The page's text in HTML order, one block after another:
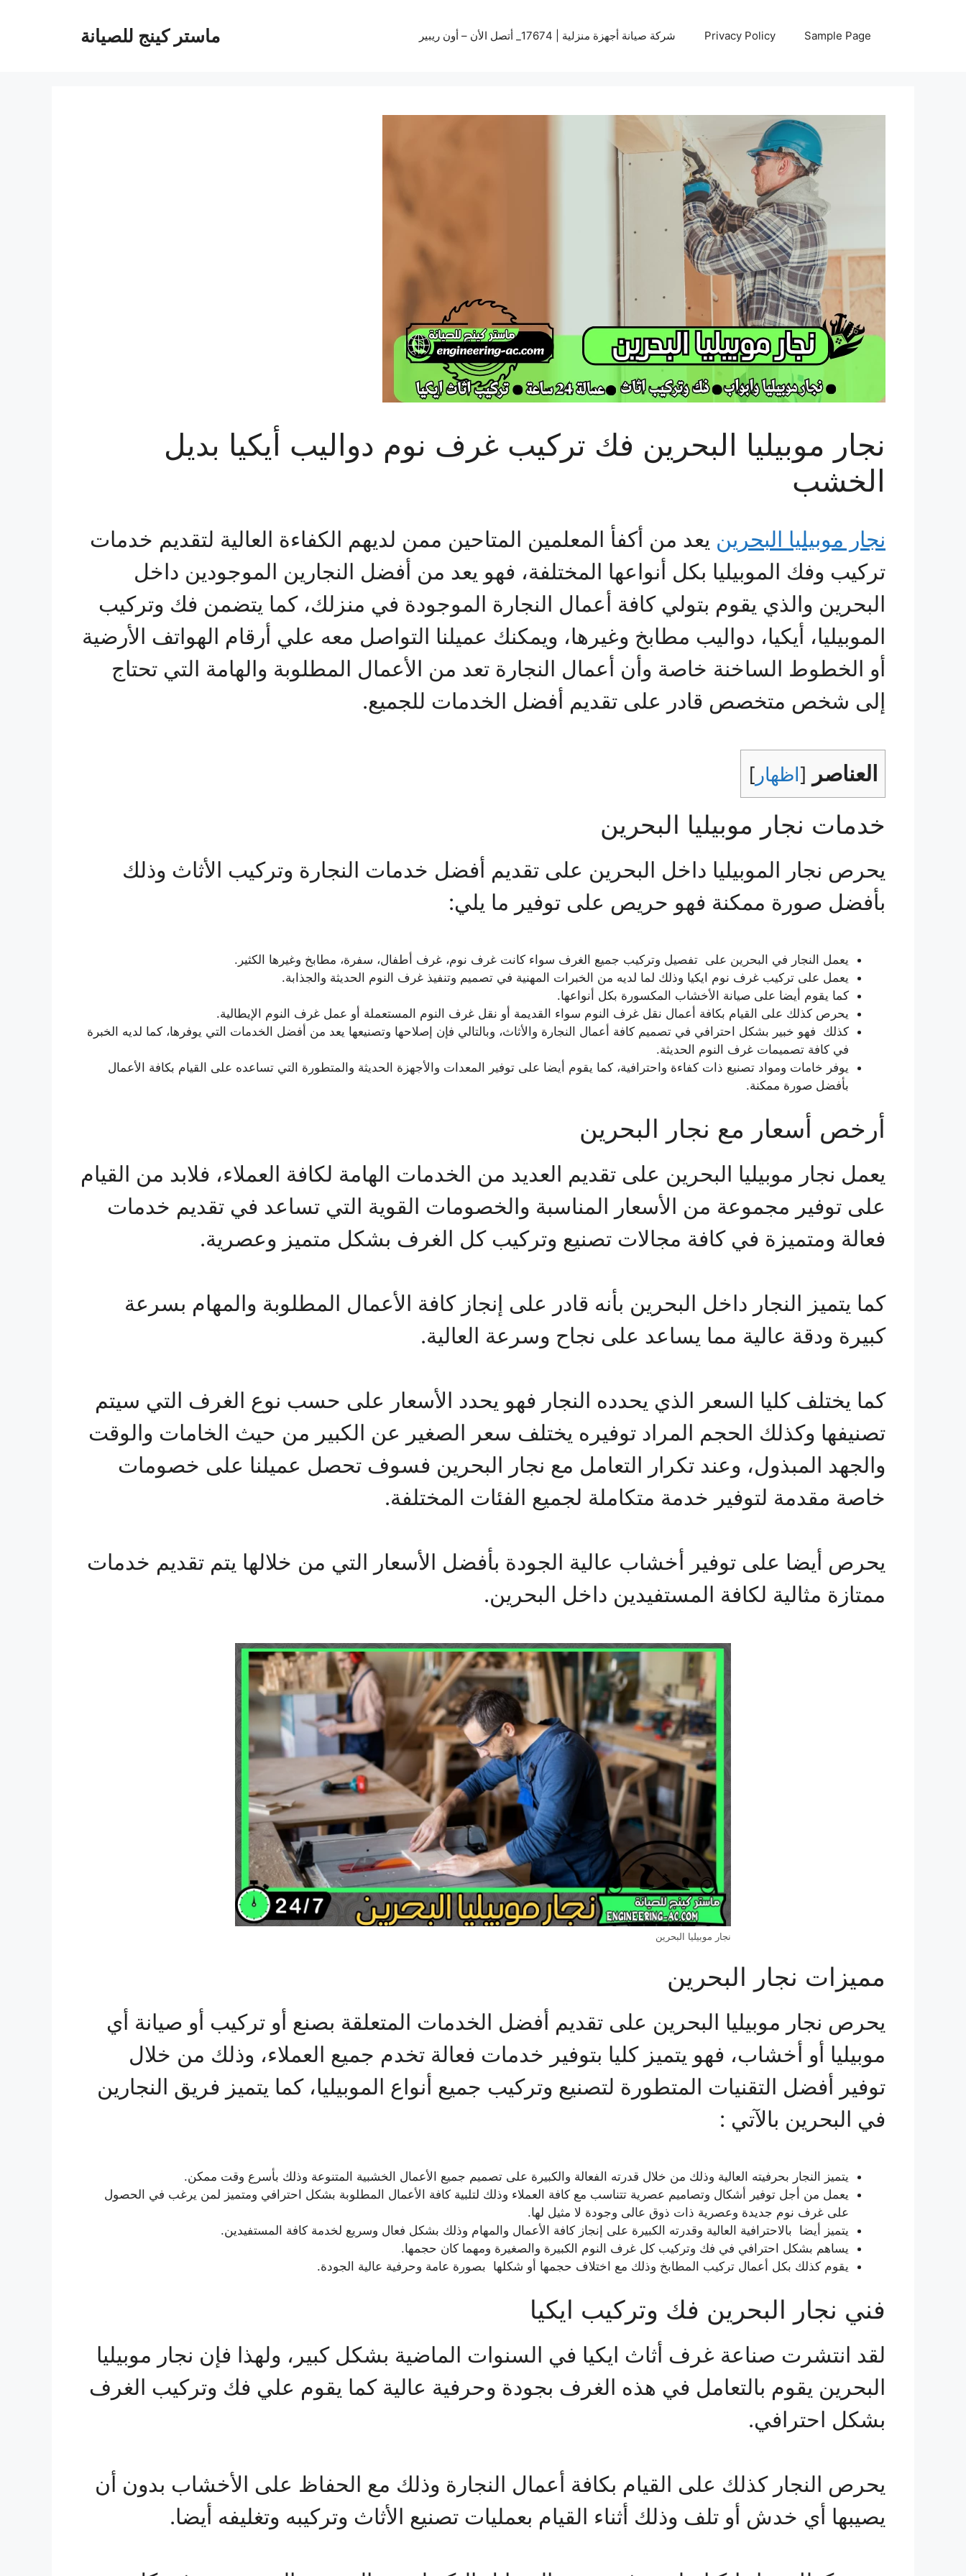
ماستر كينج للصيانة Sample Page
Privacy Policy شركة صيانة أجهزة منزلية | 17674_ أتصل الأن – أون ريبير
نجار موبيليا البحرين فك تركيب غرف نوم دواليب أيكيا بديل
الخشب
نجار موبيليا البحرين يعد من أكفأ المعلمين المتاحين ممن لديهم الكفاءة العالية لتقديم خدمات
تركيب وفك الموبيليا بكل أنواعها المختلفة، فهو يعد من أفضل النجارين الموجودين داخل
البحرين والذي يقوم بتولي كافة أعمال النجارة الموجودة في منزلك، كما يتضمن فك وتركيب
الموبيليا، أيكيا، دواليب مطابخ وغيرها، ويمكنك عميلنا التواصل معه علي أرقام الهواتف الأرضية
أو الخطوط الساخنة خاصة وأن أعمال النجارة تعد من الأعمال المطلوبة والهامة التي تحتاج
إلى شخص متخصص قادر على تقديم أفضل الخدمات للجميع.
العناصر [اظهار ]
خدمات نجار موبيليا البحرين
يحرص نجار الموبيليا داخل البحرين على تقديم أفضل خدمات النجارة وتركيب الأثاث وذلك
بأفضل صورة ممكنة فهو حريص على توفير ما يلي:
يعمل النجار في البحرين على تفصيل وتركيب جميع الغرف سواء كانت غرف نوم، غرف أطفال، سفرة، مطابخ وغيرها الكثير.
يعمل على تركيب غرف نوم ايكيا وذلك لما لديه من الخبرات المهنية في تصميم وتنفيذ غرف النوم الحديثة والجذابة.
كما يقوم أيضا على صيانة الأخشاب المكسورة بكل أنواعها.
يحرص كذلك على القيام بكافة أعمال نقل غرف النوم سواء القديمة أو نقل غرف النوم المستعملة أو عمل غرف النوم الإيطالية.
كذلك فهو خبير بشكل احترافي في تصميم كافة أعمال النجارة والأثاث، وبالتالي فإن إصلاحها وتصنيعها يعد من أفضل الخدمات التي يوفرها، كما لديه الخبرة
في كافة تصميمات غرف النوم الحديثة.
يوفر خامات ومواد تصنيع ذات كفاءة واحترافية، كما يقوم أيضا على توفير المعدات والأجهزة الحديثة والمتطورة التي تساعده على القيام بكافة الأعمال
بأفضل صورة ممكنة.
أرخص أسعار مع نجار البحرين
يعمل نجار موبيليا البحرين على تقديم العديد من الخدمات الهامة لكافة العملاء، فلابد من القيام
على توفير مجموعة من الأسعار المناسبة والخصومات القوية التي تساعد في تقديم خدمات
فعالة ومتميزة في كافة مجالات تصنيع وتركيب كل الغرف بشكل متميز وعصرية.
كما يتميز النجار داخل البحرين بأنه قادر على إنجاز كافة الأعمال المطلوبة والمهام بسرعة
كبيرة ودقة عالية مما يساعد على نجاح وسرعة العالية.
كما يختلف كليا السعر الذي يحدده النجار فهو يحدد الأسعار على حسب نوع الغرف التي سيتم
تصنيفها وكذلك الحجم المراد توفيره يختلف سعر الصغير عن الكبير من حيث الخامات والوقت
والجهد المبذول، وعند تكرار التعامل مع نجار البحرين فسوف تحصل عميلنا على خصومات
خاصة مقدمة لتوفير خدمة متكاملة لجميع الفئات المختلفة.
يحرص أيضا على توفير أخشاب عالية الجودة بأفضل الأسعار التي من خلالها يتم تقديم خدمات
ممتازة مثالية لكافة المستفيدين داخل البحرين.
نجار موبيليا البحرين
مميزات نجار البحرين
يحرص نجار موبيليا البحرين على تقديم أفضل الخدمات المتعلقة بصنع أو تركيب أو صيانة أي
موبيليا أو أخشاب، فهو يتميز كليا بتوفير خدمات فعالة تخدم جميع العملاء، وذلك من خلال
توفير أفضل التقنيات المتطورة لتصنيع وتركيب جميع أنواع الموبيليا، كما يتميز فريق النجارين
في البحرين بالآتي :
يتميز النجار بحرفيته العالية وذلك من خلال قدرته الفعالة والكبيرة على تصميم جميع الأعمال الخشبية المتنوعة وذلك بأسرع وقت ممكن.
يعمل من أجل توفير أشكال وتصاميم عصرية تتناسب مع كافة العملاء وذلك لتلبية كافة الأعمال المطلوبة بشكل احترافي ومتميز لمن يرغب في الحصول
على غرف نوم جديدة وعصرية ذات ذوق عالى وجودة لا مثيل لها.
يتميز أيضا بالاحترافية العالية وقدرته الكبيرة على إنجاز كافة الأعمال والمهام وذلك بشكل فعال وسريع لخدمة كافة المستفيدين.
يساهم بشكل احترافي في فك وتركيب كل غرف النوم الكبيرة والصغيرة ومهما كان حجمها.
يقوم كذلك بكل أعمال تركيب المطابخ وذلك مع اختلاف حجمها أو شكلها بصورة عامة وحرفية عالية الجودة.
فني نجار البحرين فك وتركيب ايكيا
لقد انتشرت صناعة غرف أثاث ايكيا في السنوات الماضية بشكل كبير، ولهذا فإن نجار موبيليا
البحرين يقوم بالتعامل في هذه الغرف بجودة وحرفية عالية كما يقوم علي فك وتركيب الغرف
بشكل احترافي.
يحرص النجار كذلك على القيام بكافة أعمال النجارة وذلك مع الحفاظ على الأخشاب بدون أن
يصيبها أي خدش أو تلف وذلك أثناء القيام بعمليات تصنيع الأثاث وتركيبه وتغليفه أيضا.